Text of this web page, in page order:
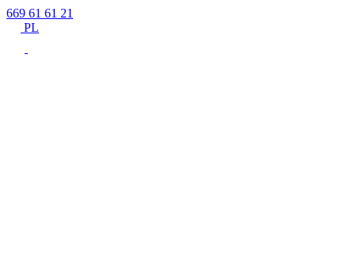
669 61 61 21
PL